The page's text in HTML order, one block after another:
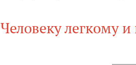
Человеку легкому